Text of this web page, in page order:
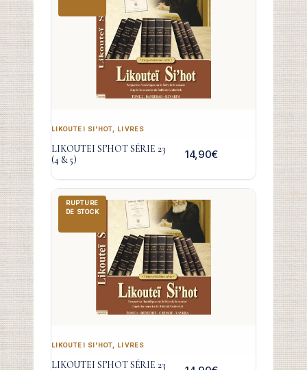
LIKOUTEI SI'HOT, LIVRES
LIKOUTEI SI’HOT SÉRIE 23
(4 & 5)
14,90€
RUPTURE
DE STOCK
LIKOUTEI SI'HOT, LIVRES
LIKOUTEI SI’HOT SÉRIE 23